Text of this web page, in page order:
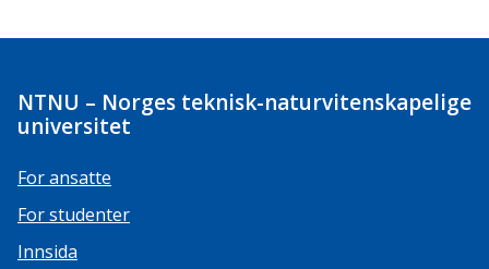
NTNU – Norges teknisk-naturvitenskapelige
universitet
For ansatte
For studenter
Innsida